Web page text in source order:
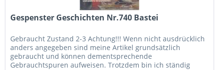
Gespenster Geschichten Nr.740 Bastei
Gebraucht Zustand 2-3 Achtung!!! Wenn nicht ausdrücklich
anders angegeben sind meine Artikel grundsätzlich
gebraucht und können dementsprechende
Gebrauchtspuren aufweisen. Trotzdem bin ich ständig